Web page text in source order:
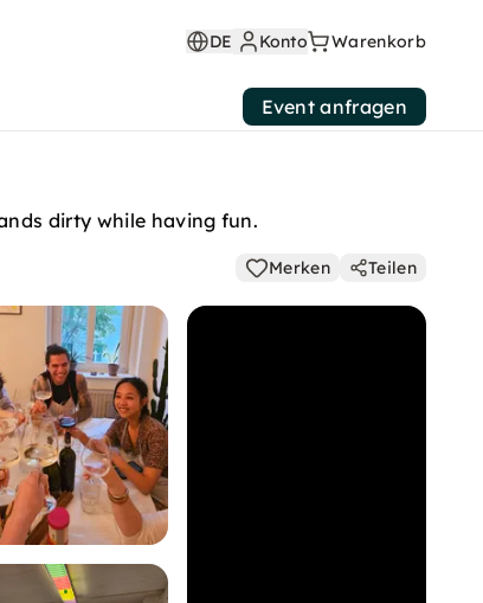
DE Konto Warenkorb
Event anfragen
dirty while having fun.
Merken Teilen